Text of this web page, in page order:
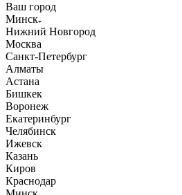
Ваш город
Минск
Нижний Новгород
Москва
Санкт-Петербург
Алматы
Астана
Бишкек
Воронеж
Екатеринбург
Челябинск
Ижевск
Казань
Киров
Краснодар